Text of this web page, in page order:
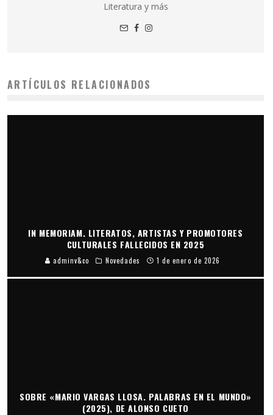
Literatura y más
ARTÍCULOS RELACIONADOS
IN MEMORIAM. LITERATOS, ARTISTAS Y PROMOTORES
CULTURALES FALLECIDOS EN 2025
adminv&co Novedades 1 de enero de 2026
SOBRE «MARIO VARGAS LLOSA. PALABRAS EN EL MUNDO»
(2025), DE ALONSO CUETO